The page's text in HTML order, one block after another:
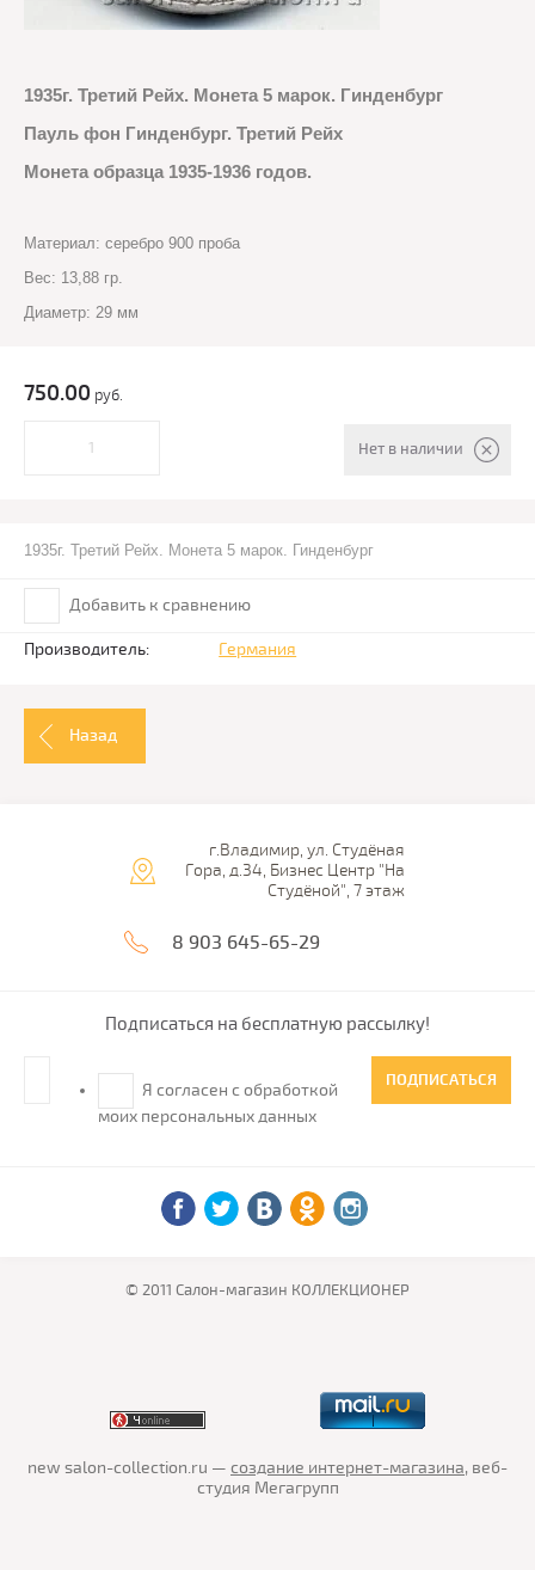
1935г. Третий Рейх. Монета 5 марок. Гинденбург
Пауль фон Гинденбург. Третий Рейх
Монета образца 1935-1936 годов.
Материал: серебро 900 проба
Вес: 13,88 гр.
Диаметр: 29 мм
750.00 руб.
Нет в наличии
1935г. Третий Рейх. Монета 5 марок. Гинденбург
Добавить к сравнению
Производитель: Германия
Назад
г.Владимир, ул. Студёная
Гора, д.34, Бизнес Центр "На
Студёной", 7 этаж
8 903 645-65-29
Подписаться на бесплатную рассылку!
Я согласен с обработкой
моих персональных данных
ПОДПИСАТЬСЯ
© 2011 Салон-магазин КОЛЛЕКЦИОНЕР
new salon-collection.ru — создание интернет-магазина, веб-
студия Мегагрупп